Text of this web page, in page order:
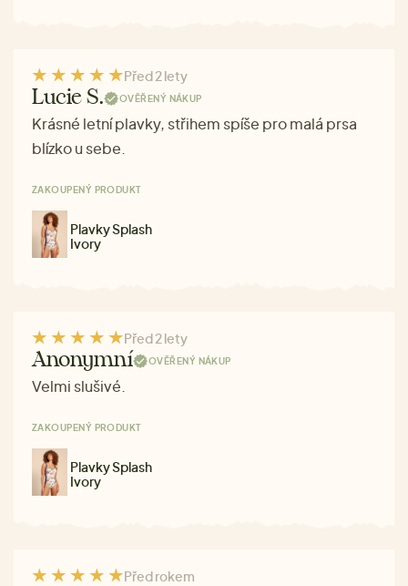
Před 2 lety
Lucie S. OVĚŘENÝ NÁKUP
Krásné letní plavky, střihem spíše pro malá prsa
blízko u sebe.
ZAKOUPENÝ PRODUKT
Plavky Splash
Ivory
Před 2 lety
Anonymní OVĚŘENÝ NÁKUP
Velmi slušivé.
ZAKOUPENÝ PRODUKT
Plavky Splash
Ivory
Před rokem